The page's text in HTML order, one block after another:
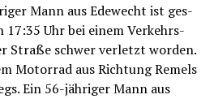
Mann aus Ede­wecht ist ges­
Uhr bei einem Ver­kehrs­
Stra­ße schwer ver­letzt wor­den.
Motor­rad aus Rich­tung Remels
Ein 56-jäh­ri­ger Mann aus